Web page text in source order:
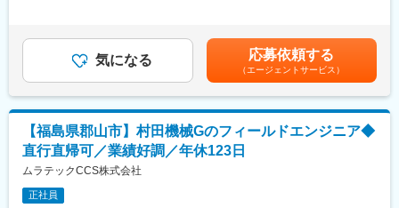
■当社について：
「自動化と省力化」をキーワードに「機械にできることは機械に
まかせ、人間は人間らしい創造的な仕事をする」というポリシー
のもと「繊維機械」「L&A」「クリーンFA」「工作機械」「情報
機器」の5つの分野において開発・製造・販売を行っています。特
にエンジニアは20代後半～30代前半が多く、また社内公募制度な
ど自ら手を上げる人にはどんどん仕事を任せていく社風です。
■入社後の流れ：
まずは現在のスキルを確認し、習熟度に合わせて育成計画が変わ
大で4年ほどの育成期間を設けております。
■キャリアパス：
技術分野のスキルを習得し、フィールドエンジニアとしてキャリ
アアップを目指せます。拠点リーダーとして後輩育成にも携わ
り、リーダーシップを発揮できる環境です。
であり、選考を通じて上下する可能性があります。月給(月額)は固
定手当を含めた表記です。
気になる 応募依頼する
（エージェントサービス）
【福島県郡山市】村田機械Gのフィールドエンジニア◆
直行直帰可／業績好調／年休123日
ムラテックCCS株式会社
正社員